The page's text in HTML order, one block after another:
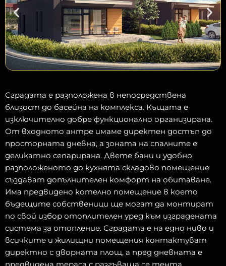
Сградата е разположена в непосредствена
близост до басейна на комплекса. Къщата е
изключително добре функционално организирана.
От входното антре имаме директен достъп до
просторната дневна, а зоната на спалните е
деликатно сепарирана. Двете бани и удобно
разположеното до кухнята складово помещение
създават допълнителен комфорт на обитаване.
Има предвидено котелно помещение в което
бъдещите собственици ще могат да монтират
по свой избор отоплителен уред към изградената
система за отопление. Сградата е на едно ниво и
всичките и жилищни помещения контактуват
директно с дворната площ, а пред дневната е
предвидена тераса с разгъваща се тента.